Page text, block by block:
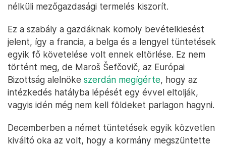
nélküli mezőgazdasági termelés kiszorít.
Ez a szabály a gazdáknak komoly bevételkiesést
jelent, így a francia, a belga és a lengyel tüntetések
egyik fő követelése volt ennek eltörlése. Ez nem
történt meg, de Maroš Šefčovič, az Európai
Bizottság alelnöke szerdán megígérte, hogy az
intézkedés hatályba lépését egy évvel eltolják,
vagyis idén még nem kell földeket parlagon hagyni.
Decemberben a német tüntetések egyik közvetlen
kiváltó oka az volt, hogy a kormány megszüntette